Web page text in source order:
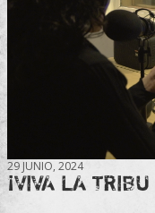
29 JUNIO, 2024
¡VIVA LA TRIBU